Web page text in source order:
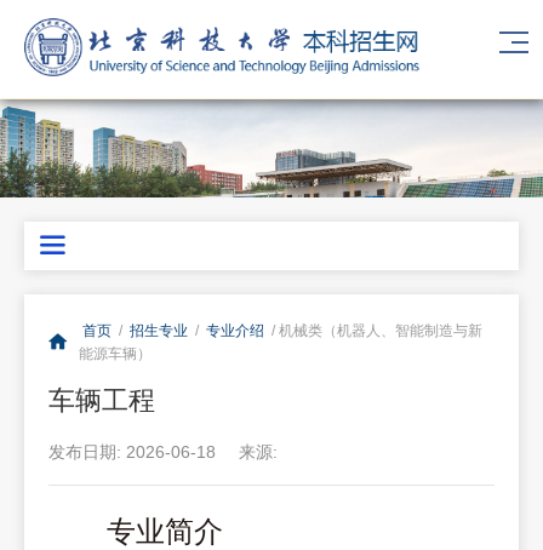
首页 / 招生专业 / 专业介绍 / 机械类（机器人、智能制造与新
能源车辆）
车辆工程
发布日期: 2026-06-18 来源:
专业简介